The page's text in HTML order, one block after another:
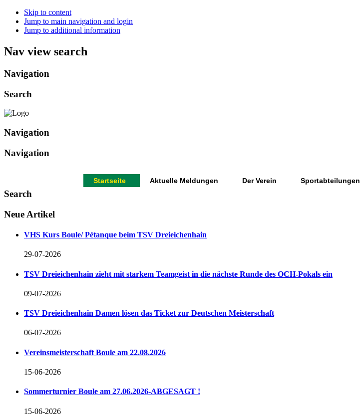
Skip to content
Jump to main navigation and login
Jump to additional information
Nav view search
Navigation
Search
Navigation
Navigation
Startseite Aktuelle Meldungen Der Verein Sportabteilungen
Search
Neue Artikel
VHS Kurs Boule/ Pétanque beim TSV Dreieichenhain
29-07-2026
TSV Dreieichenhain zieht mit starkem Teamgeist in die nächste Runde des OCH-Pokals ein
09-07-2026
TSV Dreieichenhain Damen lösen das Ticket zur Deutschen Meisterschaft
06-07-2026
Vereinsmeisterschaft Boule am 22.08.2026
15-06-2026
Sommerturnier Boule am 27.06.2026-ABGESAGT !
15-06-2026